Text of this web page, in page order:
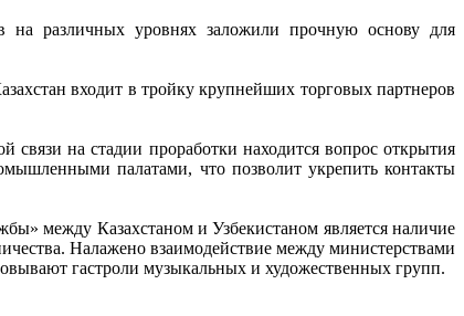
на различных уровнях заложили прочную основу для
входит в тройку крупнейших торговых партнеров
связи на стадии проработки находится вопрос открытия
палатами, что позволит укрепить контакты
между Казахстаном и Узбекистаном является наличие
Налажено взаимодействие между министерствами
гастроли музыкальных и художественных групп.